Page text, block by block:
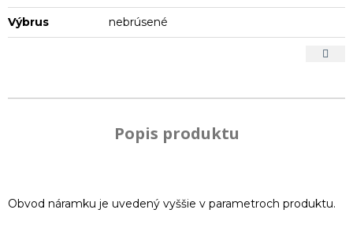
Výbrus nebrúsené
Popis produktu
Obvod náramku je uvedený vyššie v parametroch produktu.